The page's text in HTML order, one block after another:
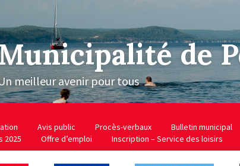
de
meilleur avenir pour tous
Avis public Procès-verbaux Bulletin municipal
2025
Offre d’emploi Inscription – Service des loisirs